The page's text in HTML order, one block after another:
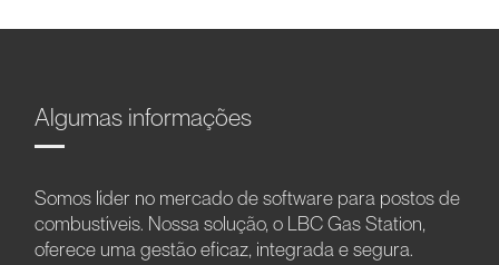
Algumas informações
Somos líder no mercado de software para postos de
combustíveis. Nossa solução, o LBC Gas Station,
oferece uma gestão eficaz, integrada e segura.